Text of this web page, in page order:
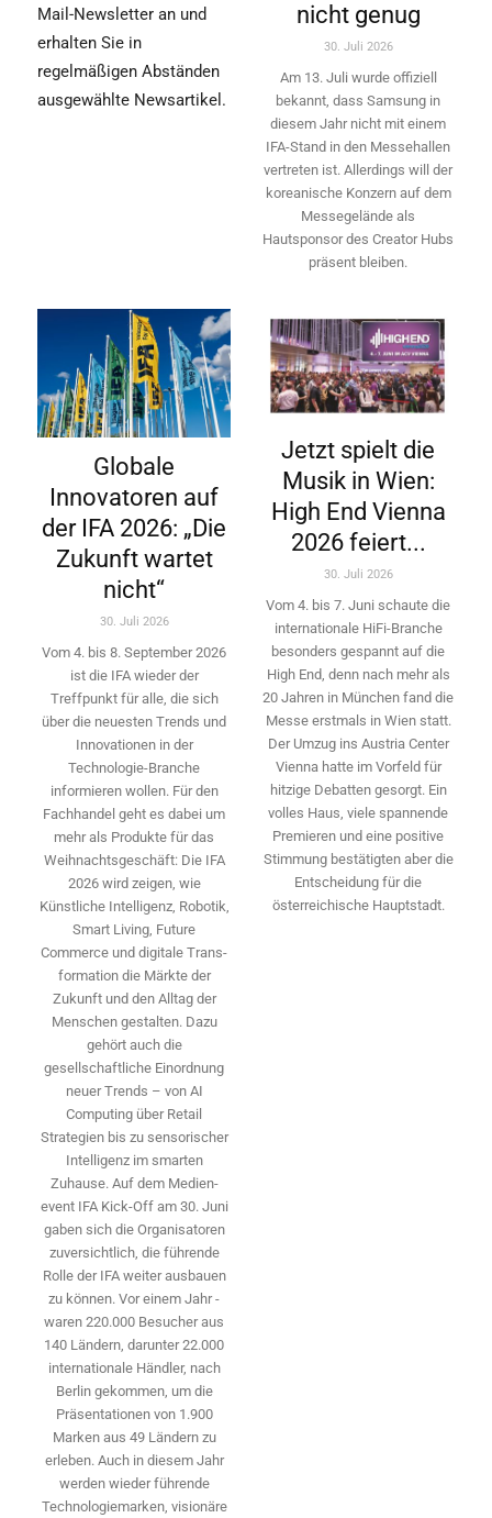
Mail-Newsletter an und
erhalten Sie in
regelmäßigen Abständen
ausgewählte Newsartikel.
nicht genug
30. Juli 2026
Am 13. Juli wurde offiziell
bekannt, dass Samsung in
diesem Jahr nicht mit einem
IFA-Stand in den Messehallen
vertreten ist. Allerdings will ­der
koreanische Konzern auf dem
Messegelände als
Hautsponsor des Creator Hubs
präsent bleiben.
Globale
Innovatoren auf
der IFA 2026: „Die
Zukunft wartet
nicht“
30. Juli 2026
Vom 4. bis 8. September 2026
ist die IFA wieder der
Treffpunkt für alle, die sich
über die neuesten Trends und
Innovationen in der
Technologie-­Branche
informieren wollen. Für den
Fachhandel geht es dabei um
mehr als Produkte für das
Weihnachtsgeschäft: Die IFA
2026 wird ­zeigen, wie
Künstliche Intelligenz, Robotik,
Smart Living, Future
Commerce und digitale Trans­
formation die Märkte der
Zukunft und den Alltag der
Menschen gestalten. Dazu
gehört auch die
gesellschaftliche Einordnung
neuer Trends – von AI
Computing über Retail
Strategien bis zu sensorischer
Intelligenz im smarten
Zuhause. Auf dem Medien­
event IFA Kick-Off am 30. Juni
gaben sich die Organisatoren
zuversichtlich, die führende
Rolle der IFA weiter ausbauen
zu können. Vor einem Jahr ­
waren 220.000 Besucher aus
140 ­Ländern, ­darunter 22.000
internationale Händler, nach
Berlin gekommen, um die
Präsen­tationen von 1.900
Marken aus 49 Ländern zu
erleben. Auch in diesem Jahr
werden wieder führende
Technologiemarken, visionäre
Jetzt spielt die
Musik in Wien:
High End Vienna
2026 feiert...
30. Juli 2026
Vom 4. bis 7. Juni schaute die
internationale HiFi-Branche
besonders gespannt auf die
High End, denn nach mehr als
20 Jahren in München fand die
Messe erstmals in Wien statt.
Der Umzug ins Austria Center
Vienna hatte im Vorfeld für
hitzige Debatten gesorgt. Ein
volles Haus, viele spannende
Premieren und eine positive
Stimmung bestätigten aber die
Entscheidung für die
österreichische Hauptstadt.